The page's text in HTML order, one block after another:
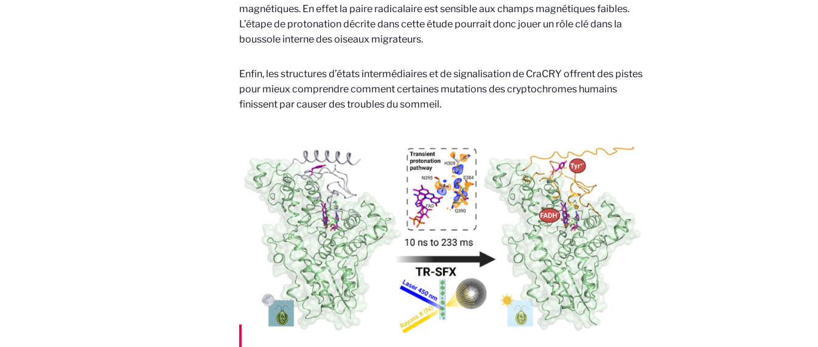
magnétiques. En effet la paire radicalaire est sensible aux champs magnétiques faibles.
L’étape de protonation décrite dans cette étude pourrait donc jouer un rôle clé dans la
boussole interne des oiseaux migrateurs.
Enfin, les structures d’états intermédiaires et de signalisation de CraCRY offrent des pistes
pour mieux comprendre comment certaines mutations des cryptochromes humains
finissent par causer des troubles du sommeil.